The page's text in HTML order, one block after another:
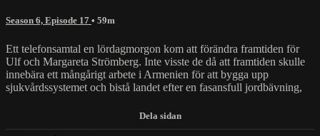
Season 6, Episode 17 • 59m
Ett telefonsamtal en lördagmorgon kom att förändra framtiden för
Ulf och Margareta Strömberg. Inte visste de då att framtiden skulle
innebära ett mångårigt arbete i Armenien för att bygga upp
sjukvårdssystemet och bistå landet efter en fasansfull jordbävning,